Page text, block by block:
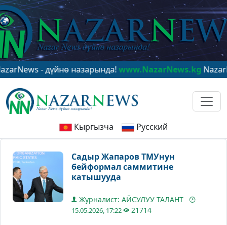
- дүйнө назарында!www.NazarNews.kgNazarNews -
Кыргызча Русский
Садыр Жапаров ТМУнун
бейформал саммитине
катышууда
Журналист: АЙСУЛУУ ТАЛАНТ
15.05.2026, 17:22 21714